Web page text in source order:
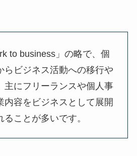
to business」の略で、個
らビジネス活動への移行や
主にフリーランスや個人事
内容をビジネスとして展開
ことが多いです。